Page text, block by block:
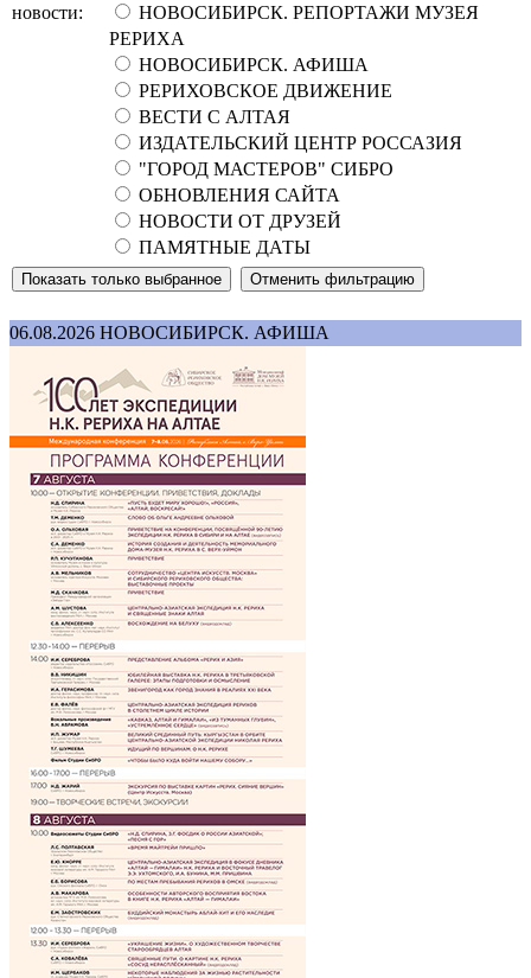
новости:
НОВОСИБИРСК. РЕПОРТАЖИ МУЗЕЯ
РЕРИХА
НОВОСИБИРСК. АФИША
РЕРИХОВСКОЕ ДВИЖЕНИЕ
ВЕСТИ С АЛТАЯ
ИЗДАТЕЛЬСКИЙ ЦЕНТР РОССАЗИЯ
"ГОРОД МАСТЕРОВ" СИБРО
ОБНОВЛЕНИЯ САЙТА
НОВОСТИ ОТ ДРУЗЕЙ
ПАМЯТНЫЕ ДАТЫ
06.08.2026 НОВОСИБИРСК. АФИША